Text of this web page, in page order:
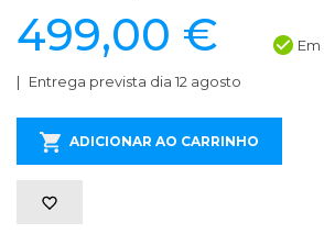
499,00 €
Entrega prevista dia 12 agosto
ADICIONAR AO CARRINHO